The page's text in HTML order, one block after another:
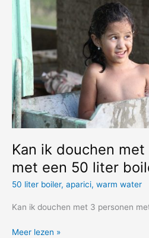
boiler
Kan ik douchen
met een 50 liter
50 liter boiler, aparici, warm water
Kan ik douchen met 3 personen
Kan
Meer lezen »